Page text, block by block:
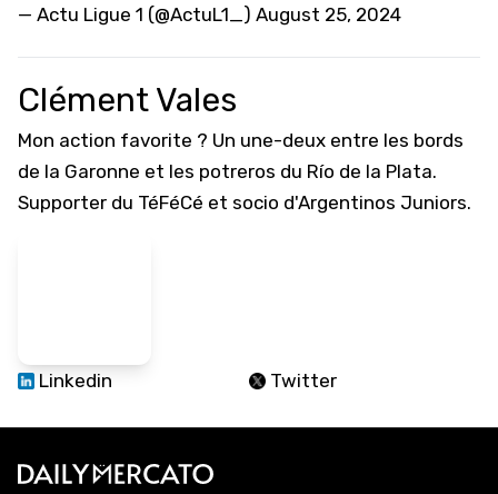
— Actu Ligue 1 (@ActuL1_) August 25, 2024
Clément Vales
Mon action favorite ? Un une-deux entre les bords
de la Garonne et les potreros du Río de la Plata.
Supporter du TéFéCé et socio d'Argentinos Juniors.
Linkedin Twitter